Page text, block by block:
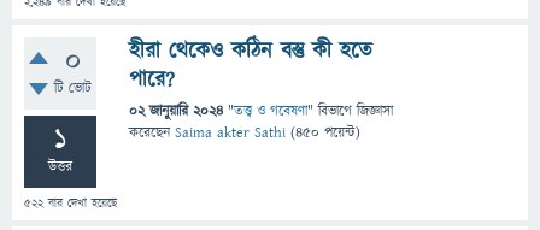
0
টি ভোট
1
উত্তর
522বার দেখা হয়েছে
হীরা থেকেও কঠিন বস্তু কী হতে
পারে?
02 জানুয়ারি 2024 "তত্ত্ব ও গবেষণা" বিভাগে জিজ্ঞাসা
করেছেনSaima akter Sathi (450 পয়েন্ট)